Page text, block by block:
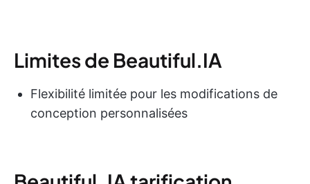
Limites de Beautiful.IA
Flexibilité limitée pour les modifications de
conception personnalisées